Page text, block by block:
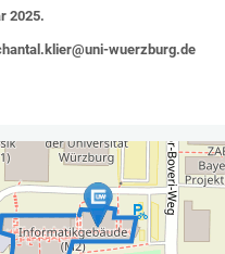
2025.
wuerzburg.de